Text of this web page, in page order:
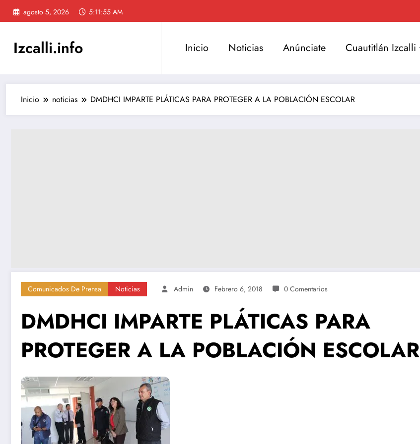
Saltar
agosto 5, 2026 5:11:56 AM
Izcalli.info Inicio Noticias Anúnciate Cuautitlán Izcalli
Inicio noticias DMDHCI IMPARTE PLÁTICAS PARA PROTEGER A LA POBLACIÓN ESCOLAR
Comunicados De Prensa Noticias Admin Febrero 6, 2018 0 Comentarios
DMDHCI IMPARTE PLÁTICAS PARA
PROTEGER A LA POBLACIÓN ESCOLAR